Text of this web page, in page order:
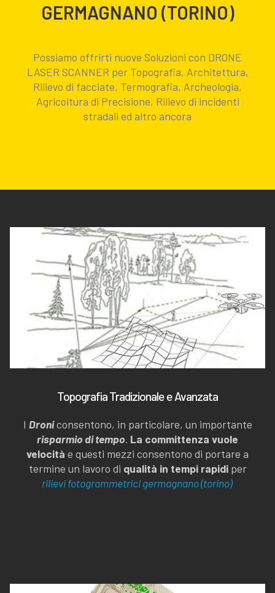
GERMAGNANO (TORINO)
Possiamo offrirti nuove Soluzioni con DRONE
LASER SCANNER per Topografia, Architettura,
Rilievo di facciate, Termografia, Archeologia,
Agricoltura di Precisione, Rilievo di incidenti
stradali ed altro ancora
Topografia Tradizionale e Avanzata
I Droniconsentono, in particolare, un importante
risparmio di tempo. La committenza vuole
velocità e questi mezzi consentono di portare a
termine un lavoro di qualità in tempi rapidiper
rilievi fotogrammetrici germagnano (torino)